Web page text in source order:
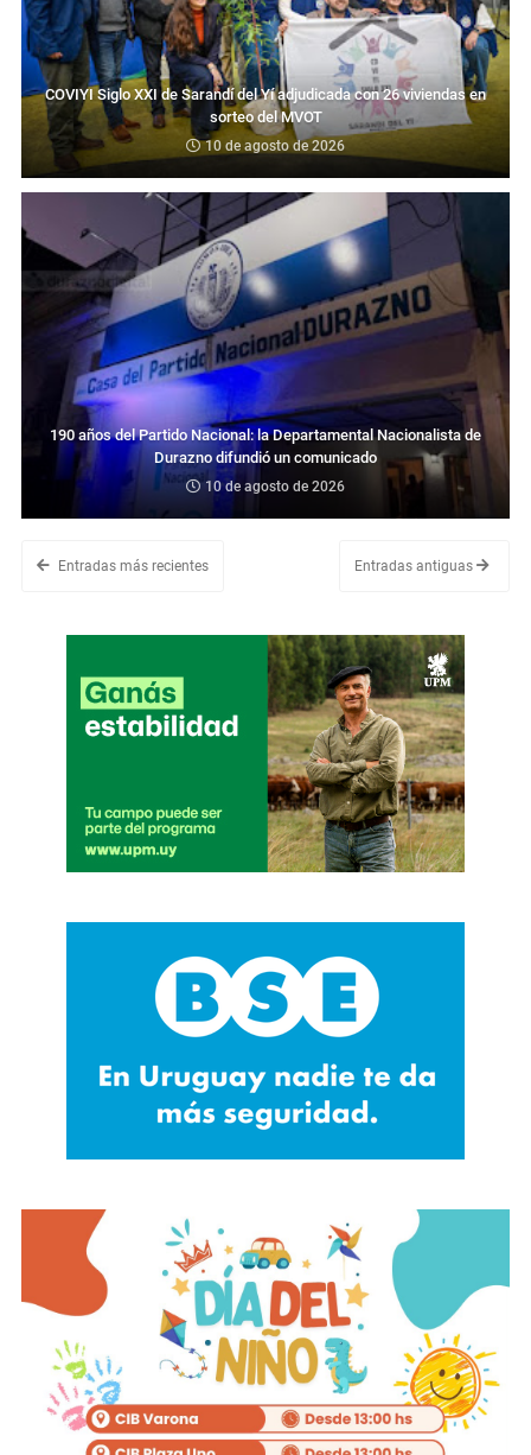
COVIYI Siglo XXI de Sarandí del Yí adjudicada con 26 viviendas en
sorteo del MVOT
10 de agosto de 2026
190 años del Partido Nacional: la Departamental Nacionalista de
Durazno difundió un comunicado
10 de agosto de 2026
Entradas más recientes Entradas antiguas